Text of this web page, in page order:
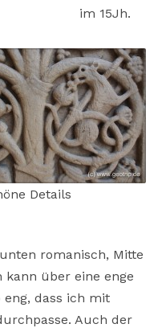
Details
im 15Jh.
romanisch, Mitte
kann über eine enge
eng, dass ich mit
Auch der